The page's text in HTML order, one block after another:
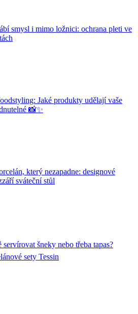
smysl i mimo ložnici: ochrana pleti ve
Jaké produkty udělají vaše
📸✨
který nezapadne: designové
sváteční stůl
šneky nebo třeba tapas?
sety Tessin